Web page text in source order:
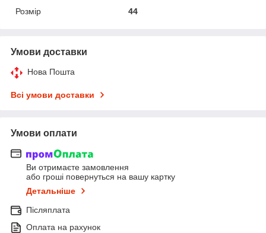
Розмір
44
Умови доставки
Нова Пошта
Всі умови доставки
Умови оплати
Ви отримаєте замовлення
або гроші повернуться на вашу картку
Детальніше
Післяплата
Оплата на рахунок